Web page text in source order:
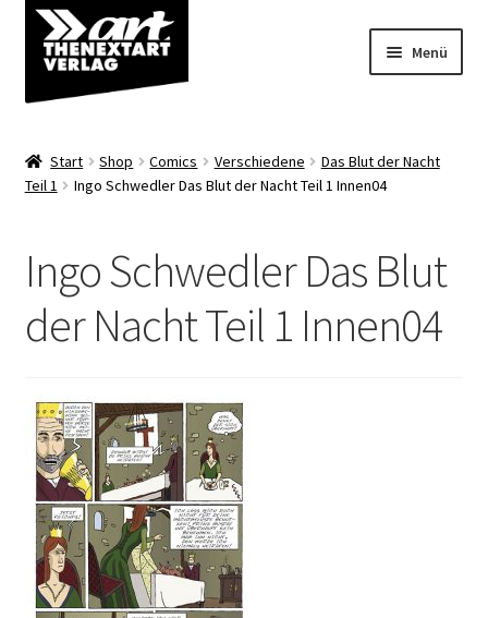
Zur
Navigation
springen
Zum
Inhalt
springen
Menü
Shop
Start Shop Comics Verschiedene
Das Blut der Nacht
Teil 1
Ingo Schwedler Das Blut der Nacht Teil 1 Innen04
Ingo Schwedler Das Blut
der Nacht Teil 1 Innen04